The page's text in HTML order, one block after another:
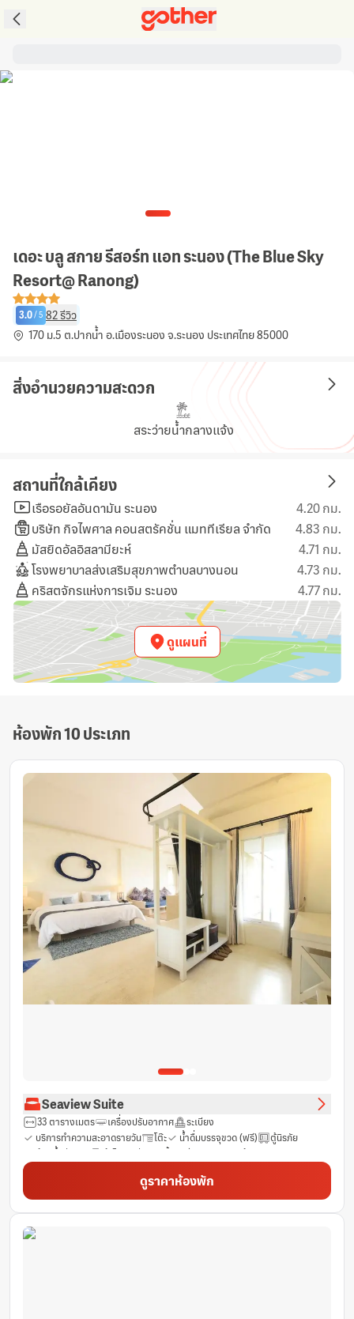
เดอะ บลู สกาย รีสอร์ท แอท ระนอง (The Blue Sky
Resort@ Ranong)
3.0/5 82รีวิว
170 ม.5 ต.ปากน้ำ อ.เมืองระนอง จ.ระนอง ประเทศไทย 85000
สิ่งอำนวยความสะดวก
สระว่ายน้ำกลางแจ้ง
สถานที่ใกล้เคียง
เรือรอยัลอันดามัน ระนอง
4.20 กม.
บริษัท กิจไพศาล คอนสตรัคชั่น แมททีเรียล จำกัด
4.83 กม.
มัสยิดอัลอิสลามียะห์
4.71 กม.
โรงพยาบาลส่งเสริมสุขภาพตำบลบางนอน
4.73 กม.
คริสตจักรแห่งการเจิม ระนอง
4.77 กม.
ดูแผนที่
ห้องพัก 10 ประเภท
Seaview Suite
33 ตารางเมตร เครื่องปรับอากาศ
ระเบียง
บริการทำความสะอาดรายวัน
โต๊ะ น้ำดื่มบรรจุขวด (ฟรี)
ตู้นิรภัย
ห้องน้ำส่วนตัว
ตู้เย็น ช่องเคเบิ้ล ฝักบัว
รองเท้าแตะ
โทรศัพท์ ม่านทึบแสง
ห้องนั่งเล่นแยกต่างหาก
โซฟา พื้นไม้เนื้อแข็ง/ปาร์เก้
ตู้เสื้อผ้า
ราวแขวนเสื้อ
ห้องปลอดบุหรี่ ห้องสุขา
แชมพูเด็ก
ดูราคาห้องพัก